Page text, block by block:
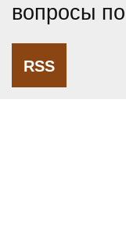
вопросы
RSS